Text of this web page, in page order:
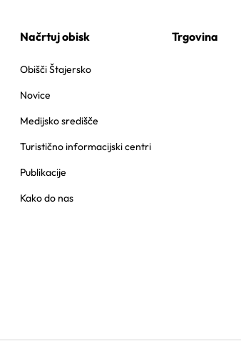
Načrtuj obisk
Obišči Štajersko
Novice
Medijsko središče
Turistično informacijski centri
Publikacije
Kako do nas
Trgovina